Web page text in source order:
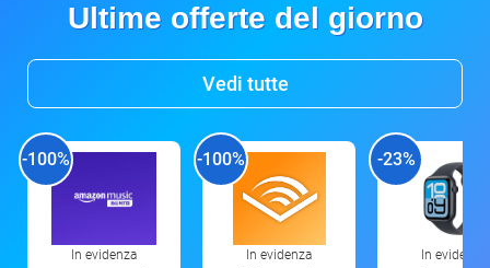
Ultime offerte del giorno
Vedi tutte
-100%
In evidenza
-100%
In evidenza
-23%
In evidenza